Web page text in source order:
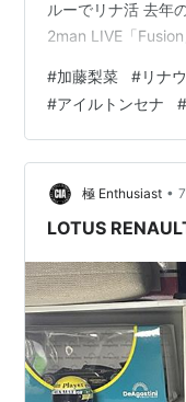
ルーでリナ活 去年
2man LIVE「
か言われてたけど
都ワンマンぶり加
んな撮影しながら
ーの１日後という
は make me smile
#加藤梨菜 #リナ
#アイルトンセナ #
極 Enthusiast •
LOTUS